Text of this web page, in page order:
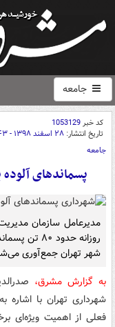
جامعه
کد خبر1053129
تاریخ انتشار: ۲۸ اسفند ۱۳۹۸ - ۰۹:۴۳
جامعه
پسماندهای
مدیرعامل سازمان
شهر تهران جمع‌آوری
به گزارش مشرق،
شهرداری تهران با اشاره